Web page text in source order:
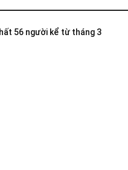
56 người kể từ tháng 3